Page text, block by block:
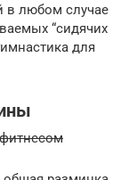
в любом случае
“сидячих
для